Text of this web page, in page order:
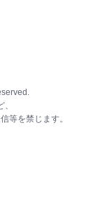
等を禁じます。